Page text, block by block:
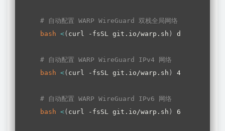
# 自动配置 WARP WireGuard 双栈全局网络
bash <( curl -fsSL git.io/warp.sh ) d
# 自动配置 WARP WireGuard IPv4 网络
bash <( curl -fsSL git.io/warp.sh ) 4
# 自动配置 WARP WireGuard IPv6 网络
bash <( curl -fsSL git.io/warp.sh ) 6